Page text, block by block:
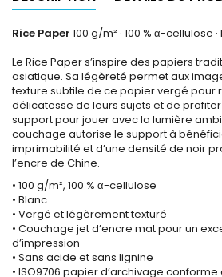
Rice Paper 100 g/m² · 100 % α-cellulose
Le Rice Paper s’inspire des papiers
asiatique. Sa légèreté permet aux
texture subtile de ce papier vergé pour
délicatesse de leurs sujets et de
support pour jouer avec la lumière
couchage autorise le support à
imprimabilité et d’une densité de noir
l’encre de Chine.
• 100 g/m², 100 % α-cellulose
• Blanc
• Vergé et légèrement texturé
• Couchage jet d’encre mat pour un
d’impression
• Sans acide et sans lignine
• ISO9706 papier d’archivage